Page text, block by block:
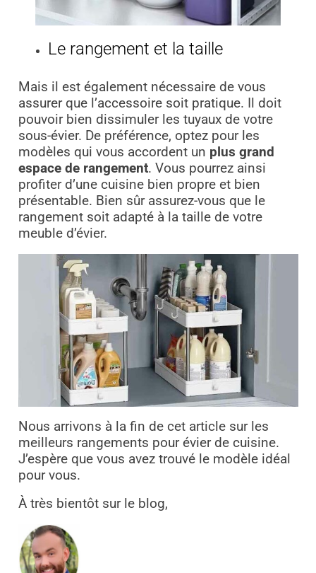
Le rangement et la taille
Mais il est également nécessaire de vous
assurer que l’accessoire soit pratique. Il doit
pouvoir bien dissimuler les tuyaux de votre
sous-évier. De préférence, optez pour les
modèles qui vous accordent un plus grand
espace de rangement. Vous pourrez ainsi
profiter d’une cuisine bien propre et bien
présentable. Bien sûr assurez-vous que le
rangement soit adapté à la taille de votre
meuble d’évier.
Nous arrivons à la fin de cet article sur les
meilleurs rangements pour évier de cuisine.
J’espère que vous avez trouvé le modèle idéal
pour vous.
À très bientôt sur le blog,